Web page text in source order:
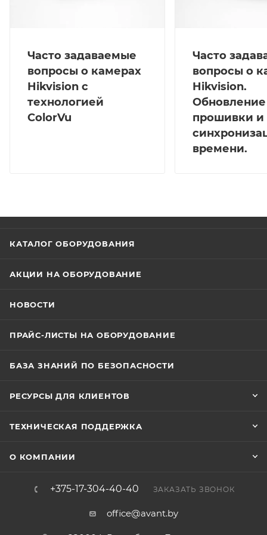
Часто задаваемые
вопросы о камерах
Hikvision с
технологией
ColorVu
Часто
вопросы о
Hikvision.
Обновление
прошивки и
времени.
КАТАЛОГ ОБОРУДОВАНИЯ
АКЦИИ НА ОБОРУДОВАНИЕ
НОВОСТИ
ПРАЙС-ЛИСТЫ НА ОБОРУДОВАНИЕ
БАЗА ЗНАНИЙ ПО БЕЗОПАСНОСТИ
РЕСУРСЫ ДЛЯ КЛИЕНТОВ
ТЕХНИЧЕСКАЯ ПОДДЕРЖКА
О КОМПАНИИ
+375-17-304-40-40 ЗАКАЗАТЬ ЗВОНОК
office@avant.by